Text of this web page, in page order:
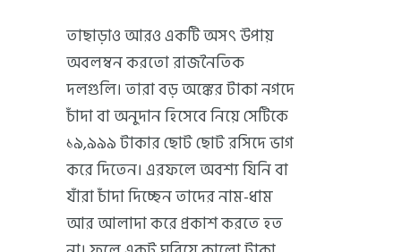
তাছাড়াও আরও একটি অসৎ উপায়
অবলম্বন করতো রাজনৈতিক
দলগুলি। তারা বড় অঙ্কের টাকা নগদে
চাঁদা বা অনুদান হিসেবে নিয়ে সেটিকে
১৯,৯৯৯ টাকার ছোট ছোট রসিদে ভাগ
করে দিতেন। এরফলে অবশ্য যিনি বা
যাঁরা চাঁদা দিচ্ছেন তাদের নাম-ধাম
আর আলাদা করে প্রকাশ করতে হত